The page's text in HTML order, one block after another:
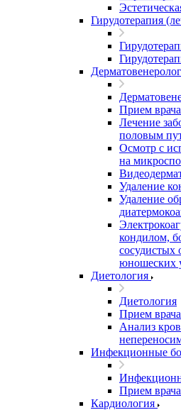
Гирудотерапия
Прием
Лечение
половым
Осмотр с
на
Удаление
Удаление
кондилом,
сосудистых
юношеских
Диетология
Диетология
Прием
Анализ
Инфекционные
Прием
Кардиология